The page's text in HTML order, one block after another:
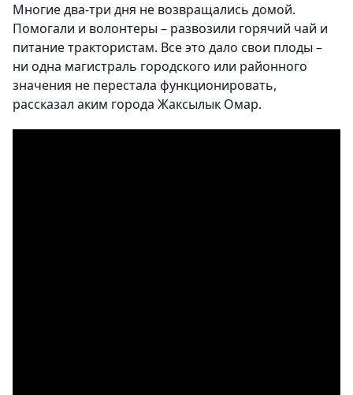
Многие два-три дня не возвращались домой.
Помогали и волонтеры – развозили горячий чай и
питание трактористам. Все это дало свои плоды –
ни одна магистраль городского или районного
значения не перестала функционировать,
рассказал аким города Жаксылык Омар.